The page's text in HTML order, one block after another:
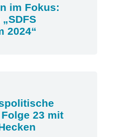
im Fokus:
2024“
23 mit